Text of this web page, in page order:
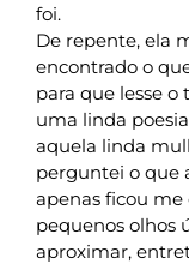
foi.
De repente, ela
encontrado o
para que lesse o
uma linda
aquela linda
perguntei o que
apenas ficou
pequenos olhos
aproximar,